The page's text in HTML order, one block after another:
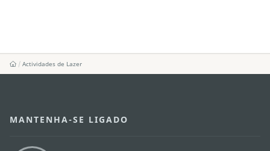
Actividades de Lazer
MANTENHA-SE LIGADO